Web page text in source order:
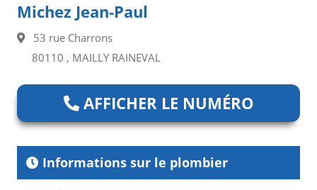
Michez Jean-Paul
53 rue Charrons
80110 , MAILLY RAINEVAL
AFFICHER LE NUMÉRO
Informations sur le plombier